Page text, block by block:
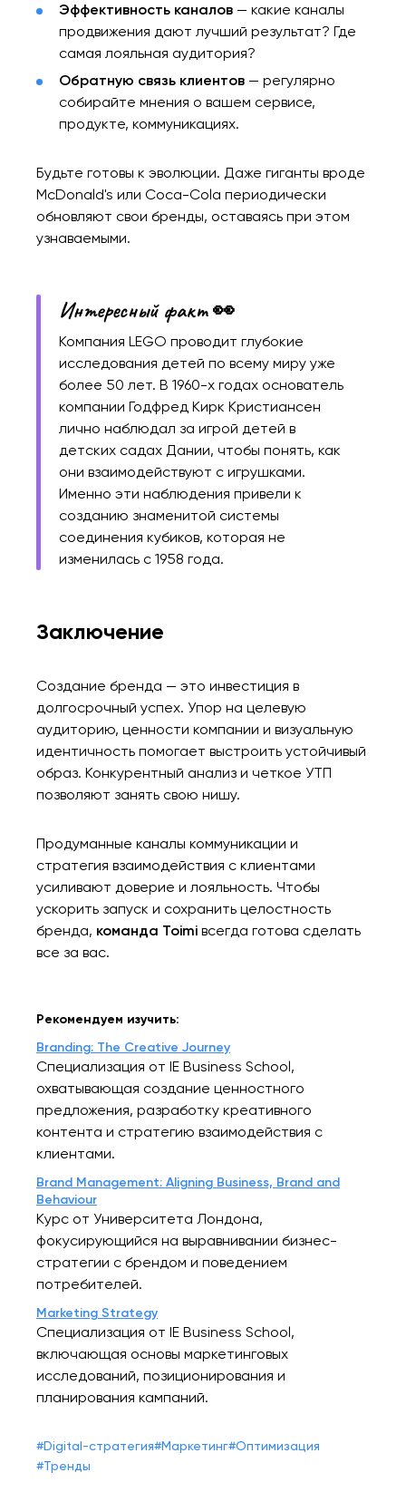
Эффективность каналов — какие каналы
продвижения дают лучший результат? Где
самая лояльная аудитория?
Обратную связь клиентов — регулярно
собирайте мнения о вашем сервисе,
продукте, коммуникациях.
Будьте готовы к эволюции. Даже гиганты вроде
McDonald's или Coca-Cola периодически
обновляют свои бренды, оставаясь при этом
узнаваемыми.
Интересный факт 👀
Компания LEGO проводит глубокие
исследования детей по всему миру уже
более 50 лет. В 1960-х годах основатель
компании Годфред Кирк Кристиансен
лично наблюдал за игрой детей в
детских садах Дании, чтобы понять, как
они взаимодействуют с игрушками.
Именно эти наблюдения привели к
созданию знаменитой системы
соединения кубиков, которая не
изменилась с 1958 года.
Заключение
Создание бренда — это инвестиция в
долгосрочный успех. Упор на целевую
аудиторию, ценности компании и визуальную
идентичность помогает выстроить устойчивый
образ. Конкурентный анализ и четкое УТП
позволяют занять свою нишу.
Продуманные каналы коммуникации и
стратегия взаимодействия с клиентами
усиливают доверие и лояльность. Чтобы
ускорить запуск и сохранить целостность
бренда, команда Toimi всегда готова сделать
все за вас.
Рекомендуем изучить:
Branding: The Creative Journey
Специализация от IE Business School,
охватывающая создание ценностного
предложения, разработку креативного
контента и стратегию взаимодействия с
клиентами.
Brand Management: Aligning Business, Brand and
Behaviour
Курс от Университета Лондона,
фокусирующийся на выравнивании бизнес-
стратегии с брендом и поведением
потребителей.
Marketing Strategy
Специализация от IE Business School,
включающая основы маркетинговых
исследований, позиционирования и
планирования кампаний.
#Digital-стратегия#Маркетинг#Оптимизация
#Тренды